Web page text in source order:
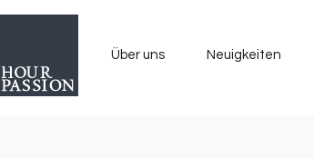
Über uns Neuigkeiten